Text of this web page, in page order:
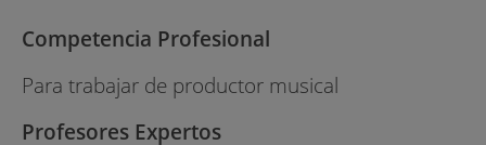
Competencia Profesional
Para trabajar de productor musical
Profesores Expertos